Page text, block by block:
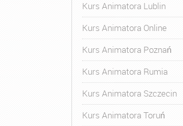
Kurs Animatora Lublin
Kurs Animatora Online
Kurs Animatora Poznań
Kurs Animatora Rumia
Kurs Animatora Szczecin
Kurs Animatora Toruń